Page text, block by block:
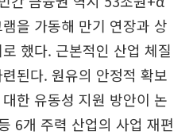
을 가동해 만기 연장과 상
했다. 근본적인 산업 체질
된다. 원유의 안정적 확보
한 유동성 지원 방안이 논
6개 주력 산업의 사업 재편